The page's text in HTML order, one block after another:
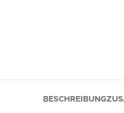
BESCHREIBUNG